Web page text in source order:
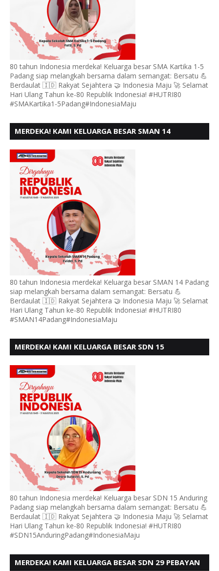
80 tahun Indonesia merdeka! Keluarga besar SMA Kartika 1-5
Padang siap melangkah bersama dalam semangat: Bersatu 💪
Berdaulat 🇮🇩 Rakyat Sejahtera 🤝 Indonesia Maju 🚀 Selamat
Hari Ulang Tahun ke-80 Republik Indonesia! #HUTRI80
#SMAKartika1-5Padang#IndonesiaMaju
MERDEKA! KAMI KELUARGA BESAR SMAN 14
80 tahun Indonesia merdeka! Keluarga besar SMAN 14 Padang
siap melangkah bersama dalam semangat: Bersatu 💪
Berdaulat 🇮🇩 Rakyat Sejahtera 🤝 Indonesia Maju 🚀 Selamat
Hari Ulang Tahun ke-80 Republik Indonesia! #HUTRI80
#SMAN14Padang#IndonesiaMaju
MERDEKA! KAMI KELUARGA BESAR SDN 15
80 tahun Indonesia merdeka! Keluarga besar SDN 15 Anduring
Padang siap melangkah bersama dalam semangat: Bersatu 💪
Berdaulat 🇮🇩 Rakyat Sejahtera 🤝 Indonesia Maju 🚀 Selamat
Hari Ulang Tahun ke-80 Republik Indonesia! #HUTRI80
#SDN15AnduringPadang#IndonesiaMaju
MERDEKA! KAMI KELUARGA BESAR SDN 29 PEBAYAN